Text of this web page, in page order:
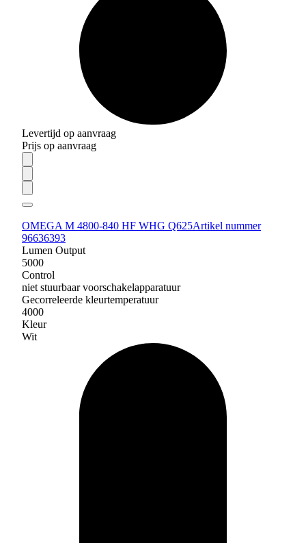
Levertijd op aanvraag
Prijs op aanvraag
OMEGA M 4800-840 HF WHG Q625Artikel nummer
96636393
Lumen Output
5000
Control
niet stuurbaar voorschakelapparatuur
Gecorreleerde kleurtemperatuur
4000
Kleur
Wit